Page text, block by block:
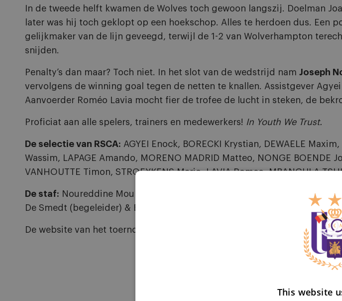
In de tweede helft kwamen de Wolves toch gewoon langszij. Doelman
later was hij toch geklopt op een hoekschop. Alles te herdoen dus. Een
gelijkmaker van de lijn geveegd, terwijl de 1-2 van Wolverhampton
snijden.
Penalty’s dan maar? Toch niet. In het slot van de wedstrijd nam Joseph
vervolgens de winning goal tegen de netten te knallen. Assistgever
Aanvoerder Roméo Lavia mocht fier de trofee de lucht in steken, de
Proficiat aan alle spelers, trainers en medewerkers! In Youth We Trust.
De selectie van RSCA: AGYEI Enock, BORECKI Krystian, DEWAELE
Wassim, LAPAGE Amando, MORENO MADRID Matteo, NONGE BOENDE
VANHOUTTE Timon, STROEYKENS Mario, LAVIA Romeo, MBANGULA
De staf: Noureddine Moukrim (coach), Olivier Lavry (physical coach),
De Smedt (begeleider) & Bruno Clerbout (sociale cel)
De website van het toernooi:
This website